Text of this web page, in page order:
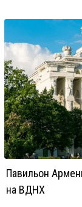
Павильон
на ВДНХ